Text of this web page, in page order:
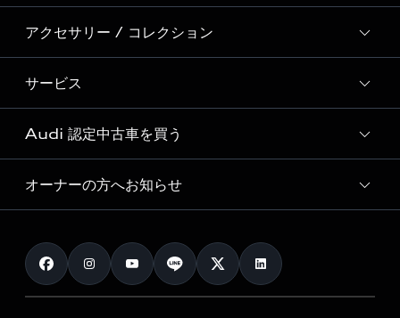
Audi Sport
Formula 1®
デジタルサービス
新車在庫検索
試乗車・展示車検索
見積り依頼
試乗予約
モデル一覧
特別仕様モデル / 限定モデル
e-tronラインアップ
価格シミュレーション
車両比較
カタログ一覧
アクセサリー / コレクション
純正アクセサリー
オンラインショップ
Audi collection
アウディナビアプリ
サービス
サービス入庫予約
サービスプログラム
メンテナンス
車検 / 定期点検
e-tronアフターサポート
Audi 認定中古車を買う
Audi認定中古車
クオリティ
保証
オーナーの方へお知らせ
お知らせ
オーナー様向けキャンペーン